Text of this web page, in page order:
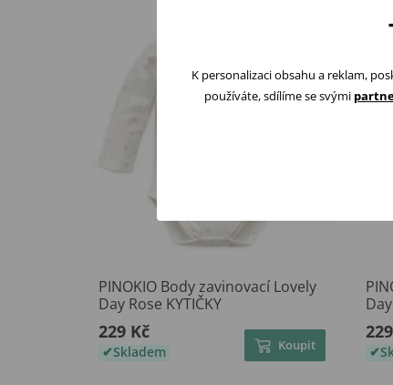
PINOKIO Body zavinovací Lovely
Day Rose KYTIČKY
229 Kč
Skladem Koupit
K personalizaci obsahu a reklam,
používáte, sdílíme se svými